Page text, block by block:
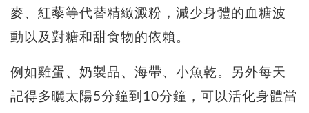
麥、紅藜等代替精緻澱粉，減少身體的血糖波
動以及對糖和甜食物的依賴。
例如雞蛋、奶製品、海帶、小魚乾。另外每天
記得多曬太陽5分鐘到10分鐘，可以活化身體當